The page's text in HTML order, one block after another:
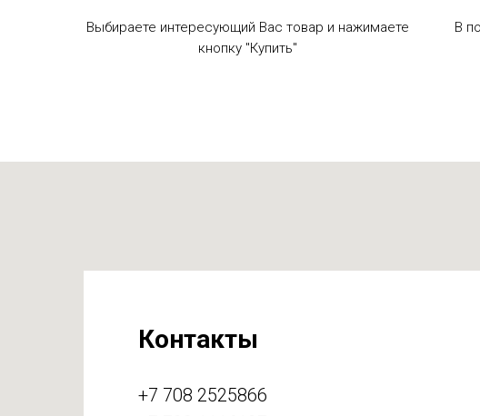
Выбираете интересующий Вас товар и нажимаете
кнопку "Купить"
В
Контакты
+7 708 2525866